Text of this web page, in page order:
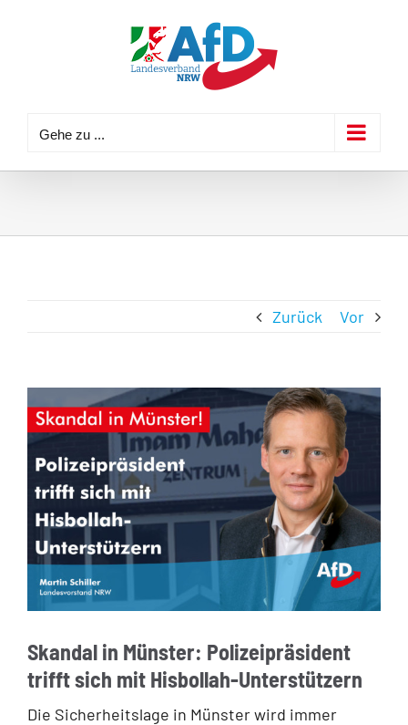
Gehe zu ...
Zurück Vor
Skandal in Münster: Polizeipräsident
trifft sich mit Hisbollah-Unterstützern
Die Sicherheitslage in Münster wird immer